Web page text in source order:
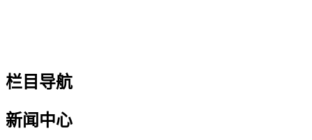
栏目导航
新闻中心